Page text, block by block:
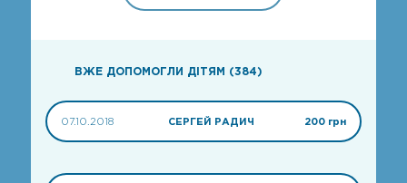
ВЖЕ ДОПОМОГЛИ ДІТЯМ (384)
07.10.2018 СЕРГЕЙ РАДИЧ 200 грн